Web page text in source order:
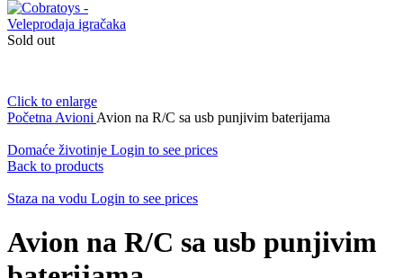
Sold out
Click to enlarge
Početna Avioni Avion na R/C sa usb punjivim baterijama
Domaće životinje Login to see prices
Back to products
Staza na vodu Login to see prices
Avion na R/C sa usb punjivim